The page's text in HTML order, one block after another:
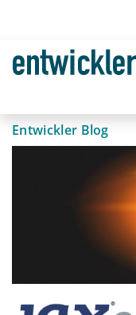
Entwickler Blog